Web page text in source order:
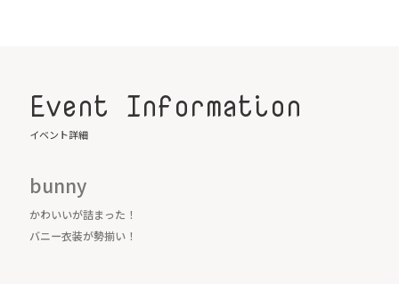
Event Information
イベント詳細
bunny
かわいいが詰まった！
バニー衣装が勢揃い！